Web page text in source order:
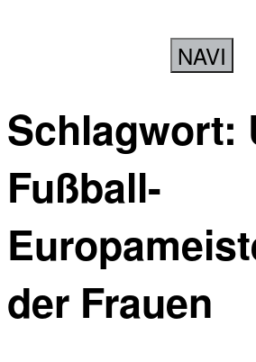
NAVI
Schlagwort:
Fußball-
der Frauen